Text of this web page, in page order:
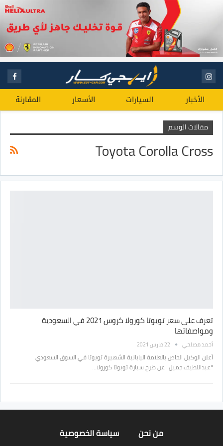
الأخبار السيارات الأسعار المقارنة
مقالات الوسم
Toyota Corolla Cross
تعرف على سعر تويوتا كورولا كروس 2021 في السعودية
ومواصفاتها
أحمد مصلحي 22 مارس 2021
أعلن الوكيل الخاص بالعلامة اليابانية الشهيرة تويوتا في السوق السعودي
"عبداللطيف جميل" عن طرح سيارة تويوتا كورولا…
من نحن سياسة الخصوصية